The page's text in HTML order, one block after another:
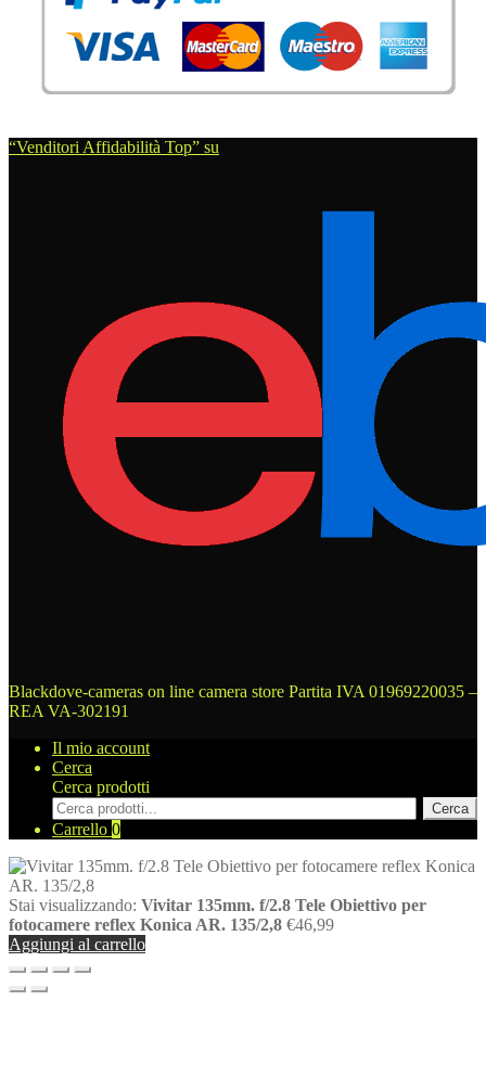
“Venditori Affidabilità Top” su
Blackdove-cameras on line camera store Partita IVA 01969220035 –
REA VA-302191
Il mio account
Cerca
Cerca prodotti
Cerca
Carrello 0
Stai visualizzando: Vivitar 135mm. f/2.8 Tele Obiettivo per
fotocamere reflex Konica AR. 135/2,8 €46,99
Aggiungi al carrello